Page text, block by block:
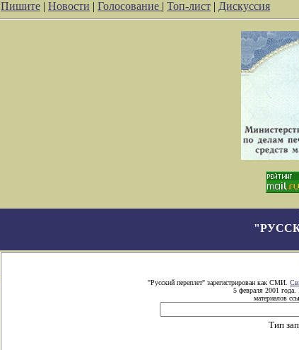
Пишите | Новости | Голосование | Топ-лист | Дискуссия
"Русский переплет" зарегистрирован как СМИ.
5 февраля 2001
материалов
Тип